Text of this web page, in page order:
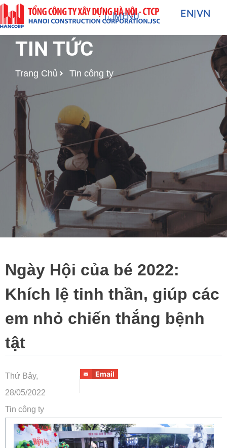
Nhảy
tới
nội
dung
MENU EN|VN
TIN TỨC
Trang Chủ Tin công ty
Ngày Hội của bé 2022:
Khích lệ tinh thần, giúp các
em nhỏ chiến thắng bệnh
tật
Thứ Bảy,
28/05/2022
Tin công ty
Email